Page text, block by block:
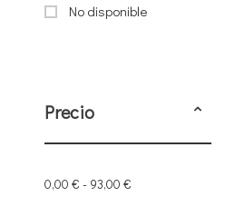
No disponible
Precio
0,00 € - 93,00 €